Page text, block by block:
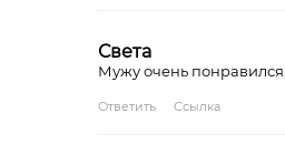
Света
Мужу очень
Ответить Ссылка